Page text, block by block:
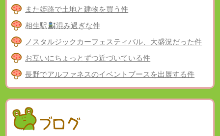
また姫路で土地と建物を買う件
相生駅
混み過ぎな件
ノスタルジックカーフェスティバル、大盛況だった件
お互いにちょっとずつ近づいている件
長野でアルファネスのイベントブースを出展する件